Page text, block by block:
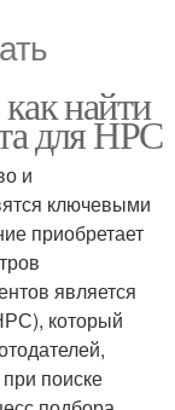
найти
для НРС
и
ключевыми
приобретает
является
который
при поиске